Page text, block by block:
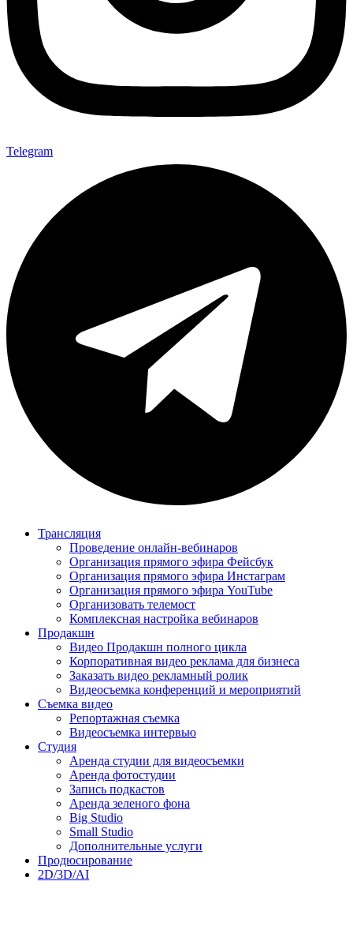
Telegram
Трансляция
Проведение онлайн-вебинаров
Организация прямого эфира Фейсбук
Организация прямого эфира Инстаграм
Организация прямого эфира YouTube
Организовать телемост
Комплексная настройка вебинаров
Продакшн
Видео Продакшн полного цикла
Корпоративная видео реклама для бизнеса
Заказать видео рекламный ролик
Видеосъемка конференций и мероприятий
Съемка видео
Репортажная съемка
Видеосъемка интервью
Студия
Аренда студии для видеосъемки
Аренда фотостудии
Запись подкастов
Аренда зеленого фона
Big Studio
Small Studio
Дополнительные услуги
Продюсирование
2D/3D/AI